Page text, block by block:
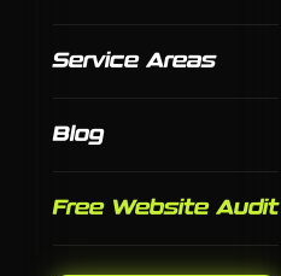
Service Areas
Blog
Free Website Audit